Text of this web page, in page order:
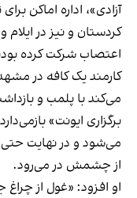
آزادی»، اداره اماکن
کردستان و نیز در ایلام
اعتصاب شرکت کرده
کارمند یک کافه در
می‌کند با پلمب و
برگزاری ایونت»
می‌شود و در نهایت
از چشمش در می‌رود.
او افزود: «غول از چراغ